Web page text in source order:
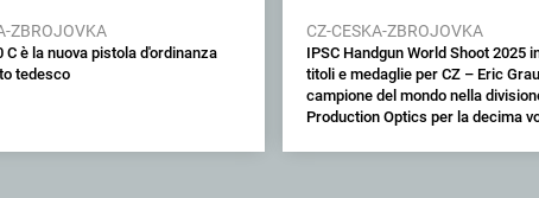
ZBROJOVKA
C è la nuova pistola d'ordinanza
tedesco
CZ-CESKA-ZBROJOVKA
IPSC Handgun World Shoot 2025
titoli e medaglie per CZ – Eric
campione del mondo nella
Production Optics per la decima